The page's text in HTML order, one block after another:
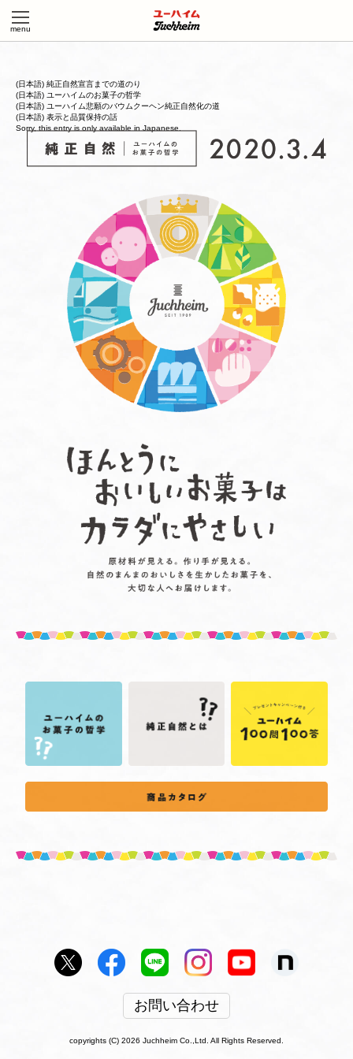
(日本語) 純正自然宣言までの道のり
(日本語) ユーハイムのお菓子の哲学
(日本語) ユーハイム悲願のバウムクーヘン純正自然化の道
(日本語) 表示と品質保持の話
Sorry, this entry is only available in Japanese
お問い合わせ
copyrights (C) 2026 Juchheim Co.,Ltd. All Rights Reserved.